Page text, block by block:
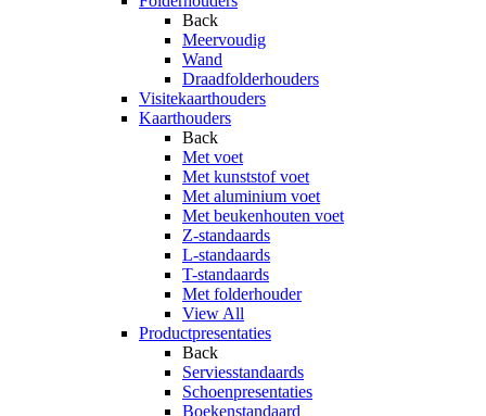
Back
Meervoudig
Wand
Draadfolderhouders
Visitekaarthouders
Kaarthouders
Back
Met voet
Met kunststof voet
Met aluminium voet
Met beukenhouten voet
Z-standaards
L-standaards
T-standaards
Met folderhouder
View All
Productpresentaties
Back
Serviesstandaards
Schoenpresentaties
Boekenstandaard